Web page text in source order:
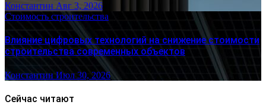
Константин Авг 3, 2026
Стоимость строительства
Влияние цифровых технологий на снижение стоимости
строительства современных объектов
Константин Июл 30, 2026
Сейчас читают